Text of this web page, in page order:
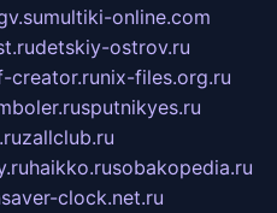
multiki-online.com
detskiy-ostrov.ru
creator.runix-files.org.ru
sputnikyes.ru
zallclub.ru
haikko.rusobakopedia.ru
clock.net.ru